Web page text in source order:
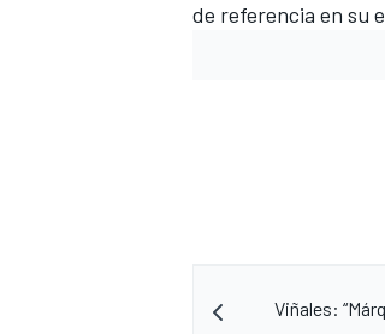
de referencia en su
Viñales: